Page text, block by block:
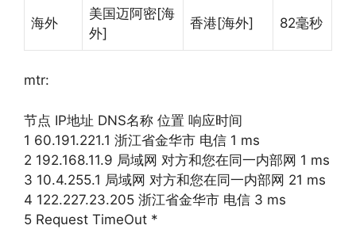
海外
美国迈阿密[海
外]
香港[海外] 82毫秒
mtr:
节点 IP地址 DNS名称 位置 响应时间
1 60.191.221.1 浙江省金华市 电信 1 ms
2 192.168.11.9 局域网 对方和您在同一内部网 1 ms
3 10.4.255.1 局域网 对方和您在同一内部网 21 ms
4 122.227.23.205 浙江省金华市 电信 3 ms
5 Request TimeOut *